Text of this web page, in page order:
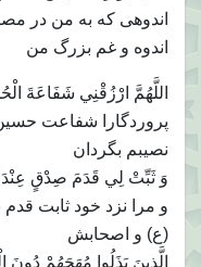
اندوهى كه به من در
اندوه و غم بزرگ من
اللَّهُمَّ ارْزُقْنِي شَفَاعَةَ
پروردگارا شفاعت
نصيبم بگردان
وَ ثَبِّتْ لِي قَدَمَ صِدْقٍ
و مرا نزد خود ثابت
(ع) و اصحابش
الَّذِينَ بَذَلُوا مُهَجَهُمْ دُونَ